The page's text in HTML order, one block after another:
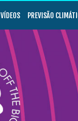
VÍDEOS PREVISÃO